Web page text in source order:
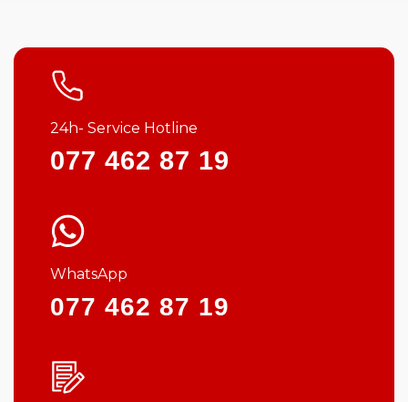
24h- Service Hotline
077 462 87 19
WhatsApp
077 462 87 19